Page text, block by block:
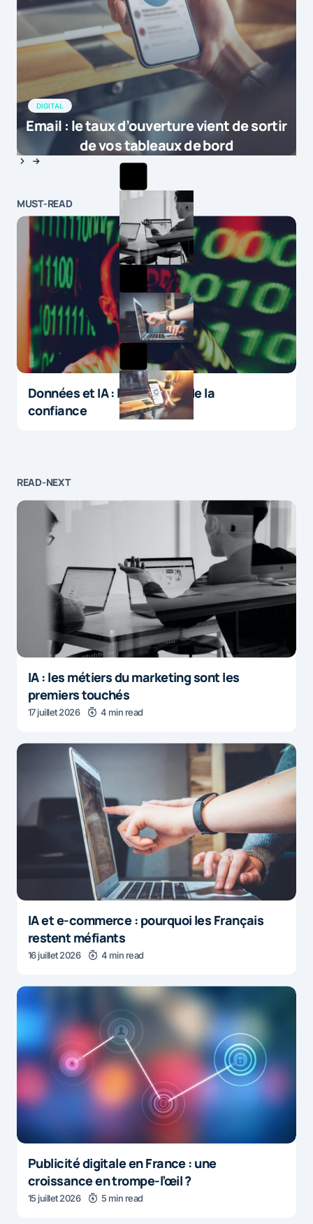
DIGITAL
Email : le taux d’ouverture vient de sortir
de vos tableaux de bord
MUST-READ
Données et IA : le paradoxe de la
confiance
READ-NEXT
IA : les métiers du marketing sont les
premiers touchés
17 juillet 2026 4 min read
IA et e-commerce : pourquoi les Français
restent méfiants
16 juillet 2026 4 min read
Publicité digitale en France : une
croissance en trompe-l’œil ?
15 juillet 2026 5 min read